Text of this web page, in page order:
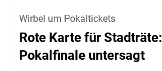
Wirbel um Pokaltickets
Rote Karte für
Pokalfinale untersagt